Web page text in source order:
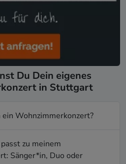
Du Dein eigenes
in Stuttgart
Wohnzimmerkonzert?
zu meinem
Sänger*in, Duo oder